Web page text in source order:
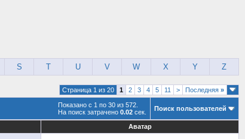
S T U V W X Y Z
Страница 1 из 20 1 2 3 4 5 11 > Последняя »
Показано с 1 по 30 из 572.
На поиск затрачено 0.02 сек. Поиск пользователей
Аватар